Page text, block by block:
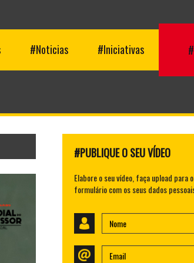
#Noticias #Iniciativas
#PUBLIQUE O SEU VÍDEO
Elabore o seu vídeo, faça upload para
formulário com os seus dados